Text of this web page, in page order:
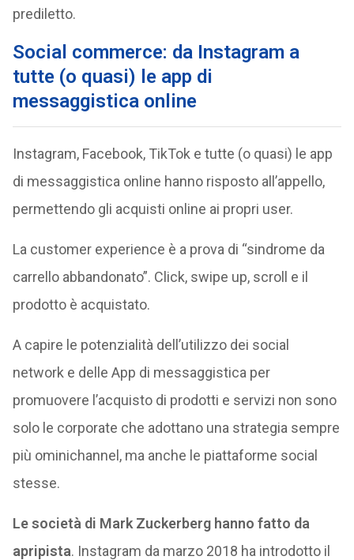
prediletto.
Social commerce: da Instagram a
tutte (o quasi) le app di
messaggistica online
Instagram, Facebook, TikTok e tutte (o quasi) le app
di messaggistica online hanno risposto all’appello,
permettendo gli acquisti online ai propri user.
La customer experience è a prova di “sindrome da
carrello abbandonato”. Click, swipe up, scroll e il
prodotto è acquistato.
A capire le potenzialità dell’utilizzo dei social
network e delle App di messaggistica per
promuovere l’acquisto di prodotti e servizi non sono
solo le corporate che adottano una strategia sempre
più ominichannel, ma anche le piattaforme social
stesse.
Le società di Mark Zuckerberg hanno fatto da
apripista. Instagram da marzo 2018 ha introdotto il